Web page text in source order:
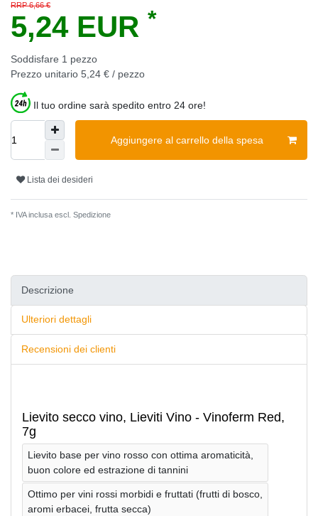
RRP 6,66 €
5,24 EUR *
Soddisfare 1 pezzo
Prezzo unitario 5,24 € / pezzo
Il tuo ordine sarà spedito entro 24 ore!
Aggiungere al carrello della spesa
Lista dei desideri
* IVA inclusa escl. Spedizione
Descrizione
Ulteriori dettagli
Recensioni dei clienti
Lievito secco vino, Lieviti Vino - Vinoferm Red,
7g
Lievito base per vino rosso con ottima aromaticità,
buon colore ed estrazione di tannini
Ottimo per vini rossi morbidi e fruttati (frutti di bosco,
aromi erbacei, frutta secca)